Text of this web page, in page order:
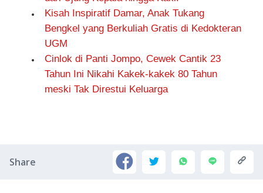
Kisah Inspiratif Damar, Anak Tukang
Bengkel yang Berkuliah Gratis di Kedokteran
UGM
Cinlok di Panti Jompo, Cewek Cantik 23
Tahun Ini Nikahi Kakek-kakek 80 Tahun
meski Tak Direstui Keluarga
Share